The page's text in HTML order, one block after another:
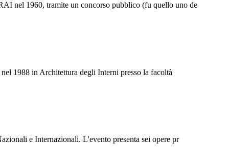
nel 1960, tramite un concorso pubblico (fu quello uno de
1988 in Architettura degli Interni presso la facoltà
e Internazionali. L'evento presenta sei opere pr